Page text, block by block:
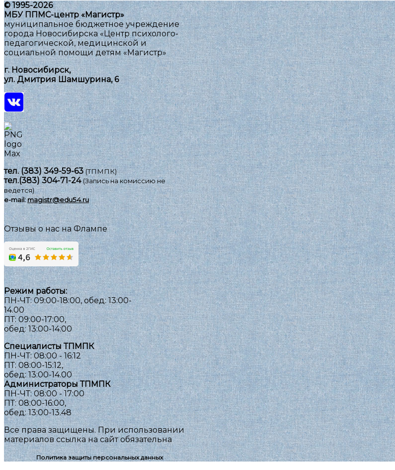
© 1995-2026
МБУ ППМС-центр «Магистр»
муниципальное бюджетное учреждение
города Новосибирска «Центр психолого-
педагогической, медицинской и
социальной помощи детям «Магистр»
г. Новосибирск,
ул. Дмитрия Шамшурина, 6
тел.(383) 349-59-63(ТПМПК)
тел.(383) 304-71-24(Запись на комиссию не
ведется)
e-mail:magistr@edu54.ru
Отзывы о нас на Флампе
Режим работы:
ПН-ЧТ: 09:00-18:00, обед: 13:00-
14.00
ПТ: 09:00-17:00,
обед: 13:00-14:00
Специалисты ТПМПК
ПН-ЧТ: 08:00 - 16:12
ПТ: 08:00-15:12,
обед: 13:00-14.00
Администраторы ТПМПК
ПН-ЧТ: 08:00 - 17:00
ПТ: 08:00-16:00,
обед: 13:00-13.48
Все права защищены. При использовании
материалов ссылка на сайт обязательна
Политика защиты персональных данных